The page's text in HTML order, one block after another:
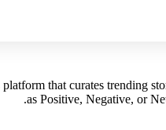
that curates trending
as Positive, Negative, or